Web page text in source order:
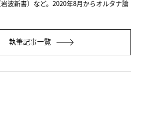
波新書）など。2020年8月からオルタナ論
執筆記事一覧